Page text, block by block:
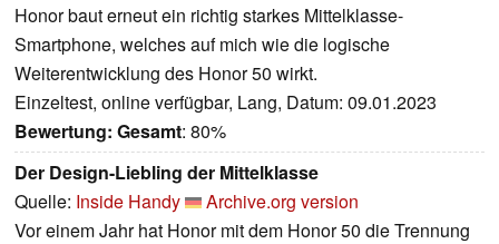
Honor baut erneut ein richtig starkes Mittelklasse-
Smartphone, welches auf mich wie die logische
Weiterentwicklung des Honor 50 wirkt.
Einzeltest, online verfügbar, Lang, Datum: 09.01.2023
Bewertung: Gesamt: 80%
Der Design-Liebling der Mittelklasse
Quelle: Inside Handy
Archive.org version
Vor einem Jahr hat Honor mit dem Honor 50 die Trennung